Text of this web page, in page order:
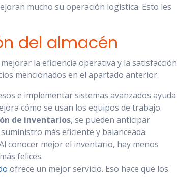
mucho su operación logística. Esto les
del almacén
la eficiencia operativa y la satisfacción
mencionados en el apartado anterior.
e implementar sistemas avanzados ayuda
cómo se usan los equipos de trabajo.
de inventarios, se pueden anticipar
más eficiente y balanceada.
conocer mejor el inventario, hay menos
felices.
ofrece un mejor servicio. Eso hace que los